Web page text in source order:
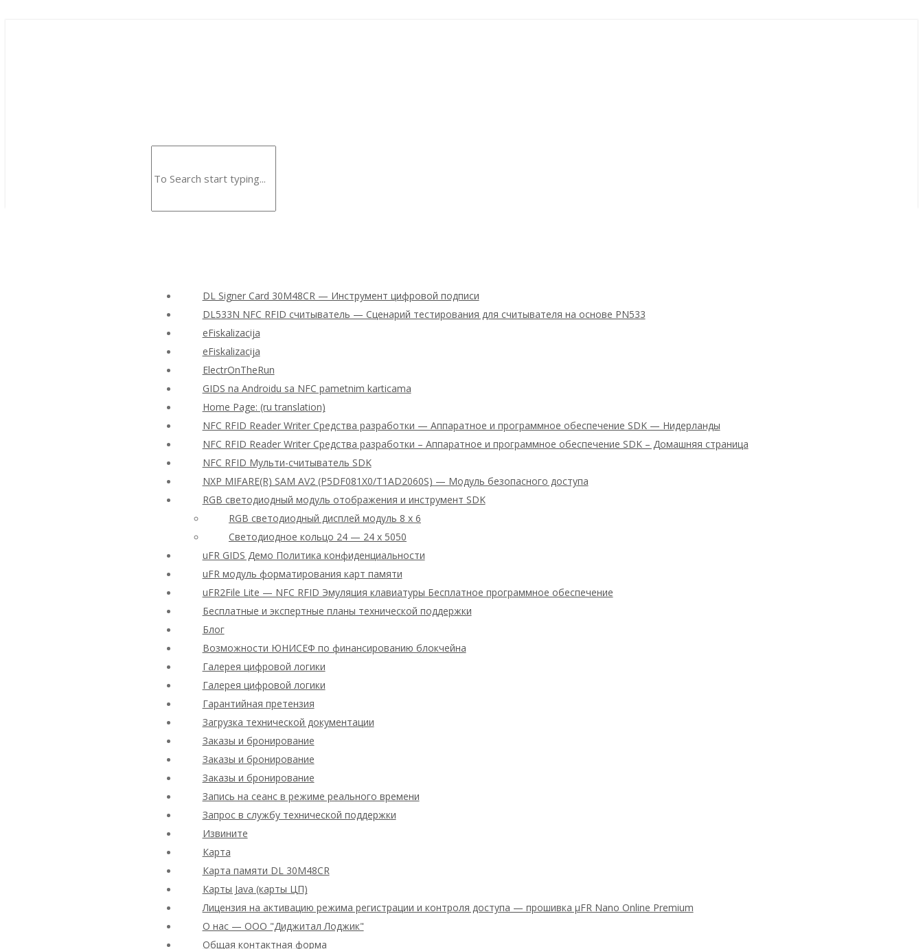
DL Signer Card 30M48CR — Инструмент цифровой подписи
DL533N NFC RFID считыватель — Сценарий тестирования для считывателя на основе PN533
eFiskalizacija
eFiskalizacija
ElectrOnTheRun
GIDS na Androidu sa NFC pametnim karticama
Home Page: (ru translation)
NFC RFID Reader Writer Средства разработки — Аппаратное и программное обеспечение SDK — Нидерланды
NFC RFID Reader Writer Средства разработки – Аппаратное и программное обеспечение SDK – Домашняя страница
NFC RFID Мульти-считыватель SDK
NXP MIFARE(R) SAM AV2 (P5DF081X0/T1AD2060S) — Модуль безопасного доступа
RGB светодиодный модуль отображения и инструмент SDK
RGB светодиодный дисплей модуль 8 x 6
Светодиодное кольцо 24 — 24 x 5050
uFR GIDS Демо Политика конфиденциальности
uFR модуль форматирования карт памяти
uFR2File Lite — NFC RFID Эмуляция клавиатуры Бесплатное программное обеспечение
Бесплатные и экспертные планы технической поддержки
Блог
Возможности ЮНИСЕФ по финансированию блокчейна
Галерея цифровой логики
Галерея цифровой логики
Гарантийная претензия
Загрузка технической документации
Заказы и бронирование
Заказы и бронирование
Заказы и бронирование
Запись на сеанс в режиме реального времени
Запрос в службу технической поддержки
Извините
Карта
Карта памяти DL 30M48CR
Карты Java (карты ЦП)
Лицензия на активацию режима регистрации и контроля доступа — прошивка μFR Nano Online Premium
О нас — ООО "Диджитал Лоджик"
Общая контактная форма